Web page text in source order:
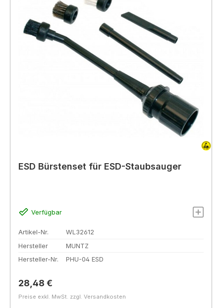
ESD Bürstenset für ESD-Staubsauger
Verfügbar
Artikel-Nr.
WL32612
Hersteller
MUNTZ
Hersteller-Nr.
PHU-04 ESD
Regulärer Preis:
28,48 €
Preise exkl. MwSt. zzgl. Versandkosten